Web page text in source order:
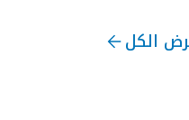
الكل